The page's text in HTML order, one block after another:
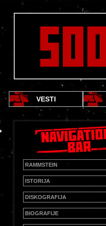
VESTI
RAMMSTEIN
ISTORIJA
DISKOGRAFIJA
BIOGRAFIJE